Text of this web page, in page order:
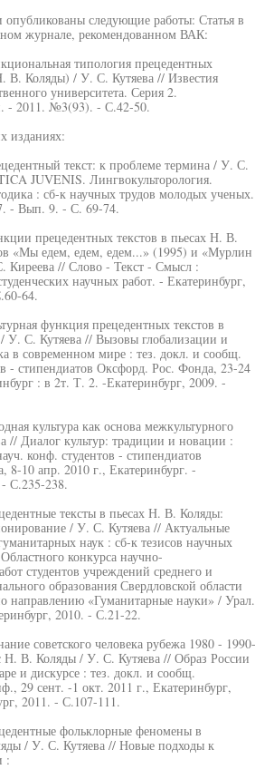
опубликованы следующие работы: Статья в
журнале, рекомендованном ВАК:
типология прецедентных
В. Коляды) / У. С. Кутяева // Известия
университета. Серия 2.
- 2011. №3(93). - С.42-50.
изданиях:
текст: к проблеме термина / У. С.
JUVENIS. Лингвокульторология.
: сб-к научных трудов молодых ученых.
- Вып. 9. - С. 69-74.
прецедентных текстов в пьесах Н. В.
«Мы едем, едем, едем...» (1995) и «Мурлин
// Слово - Текст - Смысл :
научных работ. - Екатеринбург,
64.
функция прецедентных текстов в
У. С. Кутяева // Вызовы глобализации и
в современном мире : тез. докл. и сообщ.
- стипендиатов Оксфорд. Рос. Фонда, 23-24
: в 2т. Т. 2. -Екатеринбург, 2009. -
культура как основа межкультурного
// Диалог культур: традиции и новации :
конф. студентов - стипендиатов
8-10 апр. 2010 г., Екатеринбург. -
С.235-238.
тексты в пьесах Н. В. Коляды:
/ У. С. Кутяева // Актуальные
наук : сб-к тезисов научных
конкурса научно-
студентов учреждений среднего и
образования Свердловской области
«Гуманитарные науки» / Урал.
2010. - С.21-22.
советского человека рубежа 1980 - 1990-
Н. В. Коляды / У. С. Кутяева // Образ России
и дискурсе : тез. докл. и сообщ.
29 сент. -1 окт. 2011 г., Екатеринбург,
2011. - С.107-111.
фольклорные феномены в
/ У. С. Кутяева // Новые подходы к
: